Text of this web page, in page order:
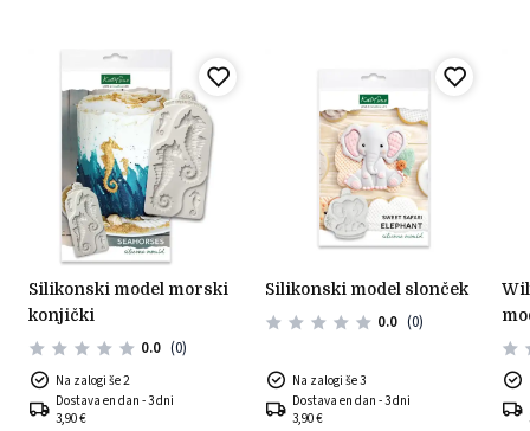
silikonski model morski
konjički
0.0 (0)
Na zalogi še 2
Dostava en dan - 3 dni
3,90 €
silikonski model slonček
0.0 (0)
Na zalogi še 3
Dostava en dan - 3 dni
3,90 €
wilton komplet orodja za